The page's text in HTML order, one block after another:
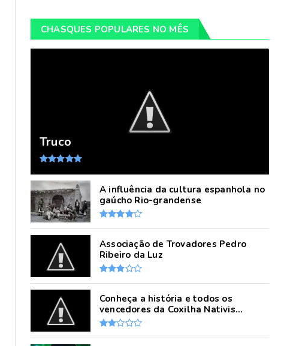
CHASQUES POPULARES NO MÊS
Truco
A influência da cultura espanhola no
gaúcho Rio-grandense
Associação de Trovadores Pedro
Ribeiro da Luz
Conheça a história e todos os
vencedores da Coxilha Nativis...